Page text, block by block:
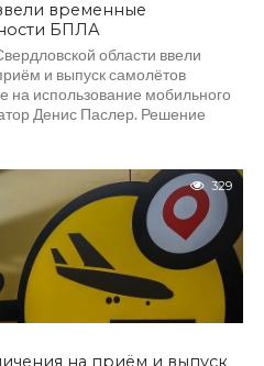
временные
БПЛА
области ввели
и выпуск самолётов
на использование мобильного
Денис Паслер. Решение
329
на приём и выпуск